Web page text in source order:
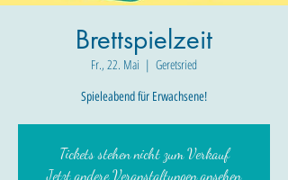
Brettspielzeit
Fr., 22. Mai
  |
Geretsried
Spieleabend für Erwachsene!
Tickets stehen nicht zum Verkauf
Jetzt andere Veranstaltungen ansehen